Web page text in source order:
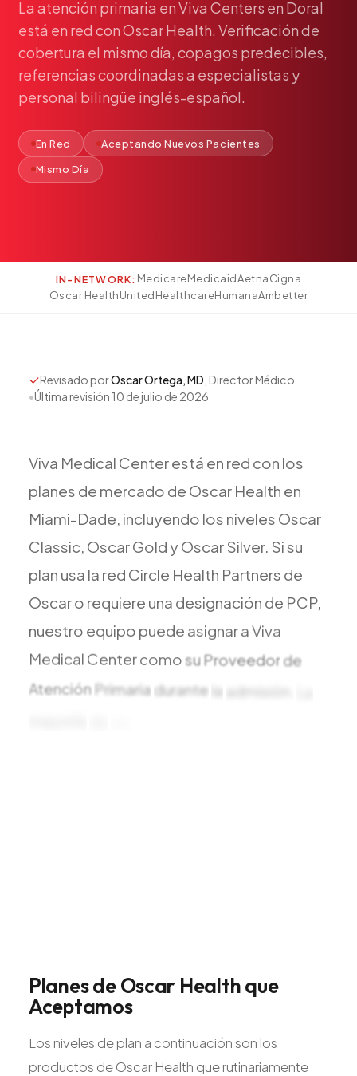
Pediatría
Salud del Adolescente
Tratamiento Hormonal
Guía de Medicamentos
Pruebas Genéticas
Inyecciones Articulares
Escleroterapia
TDAH
Ansiedad
Depresión
Trastorno Bipolar
Manejo de Medicamentos
Vértigo y Mareo
Todas las Condiciones
La atención primaria enViva Centers en Doral
está en red conOscarHealth. Verificaciónde
cobertura el mismodía, copagos predecibles,
referenciascoordinadasa especialistas y
personal bilingüe inglés-español.
En Red Aceptando Nuevos Pacientes
Mismo Día
IN-NETWORK: MedicareMedicaidAetnaCigna
Oscar HealthUnitedHealthcareHumanaAmbetter
Revisado porOscar Ortega, MD , Director Médico
•Última revisión 10 de julio de 2026
Viva Medical Centerestá en red con los
planes de mercado de Oscar Health en
Miami-Dade, incluyendo los niveles Oscar
Classic, OscarGold yOscarSilver. Sisu
plan usa la red Circle Health Partners de
Oscaro requiere una designación de PCP,
nuestro equipo puede asignaraViva
Medical CentercomosuProveedorde
AtenciónPrimaria durante la admisión.
PlanesdeOscar Healthque
Aceptamos
Los niveles de plan a continuación son los
productos de Oscar Health que rutinariamente